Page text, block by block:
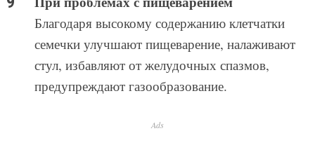
Благодаря высокому содержанию клетчатки
семечки улучшают пищеварение, налаживают
стул, избавляют от желудочных спазмов,
предупреждают газообразование.
Ads